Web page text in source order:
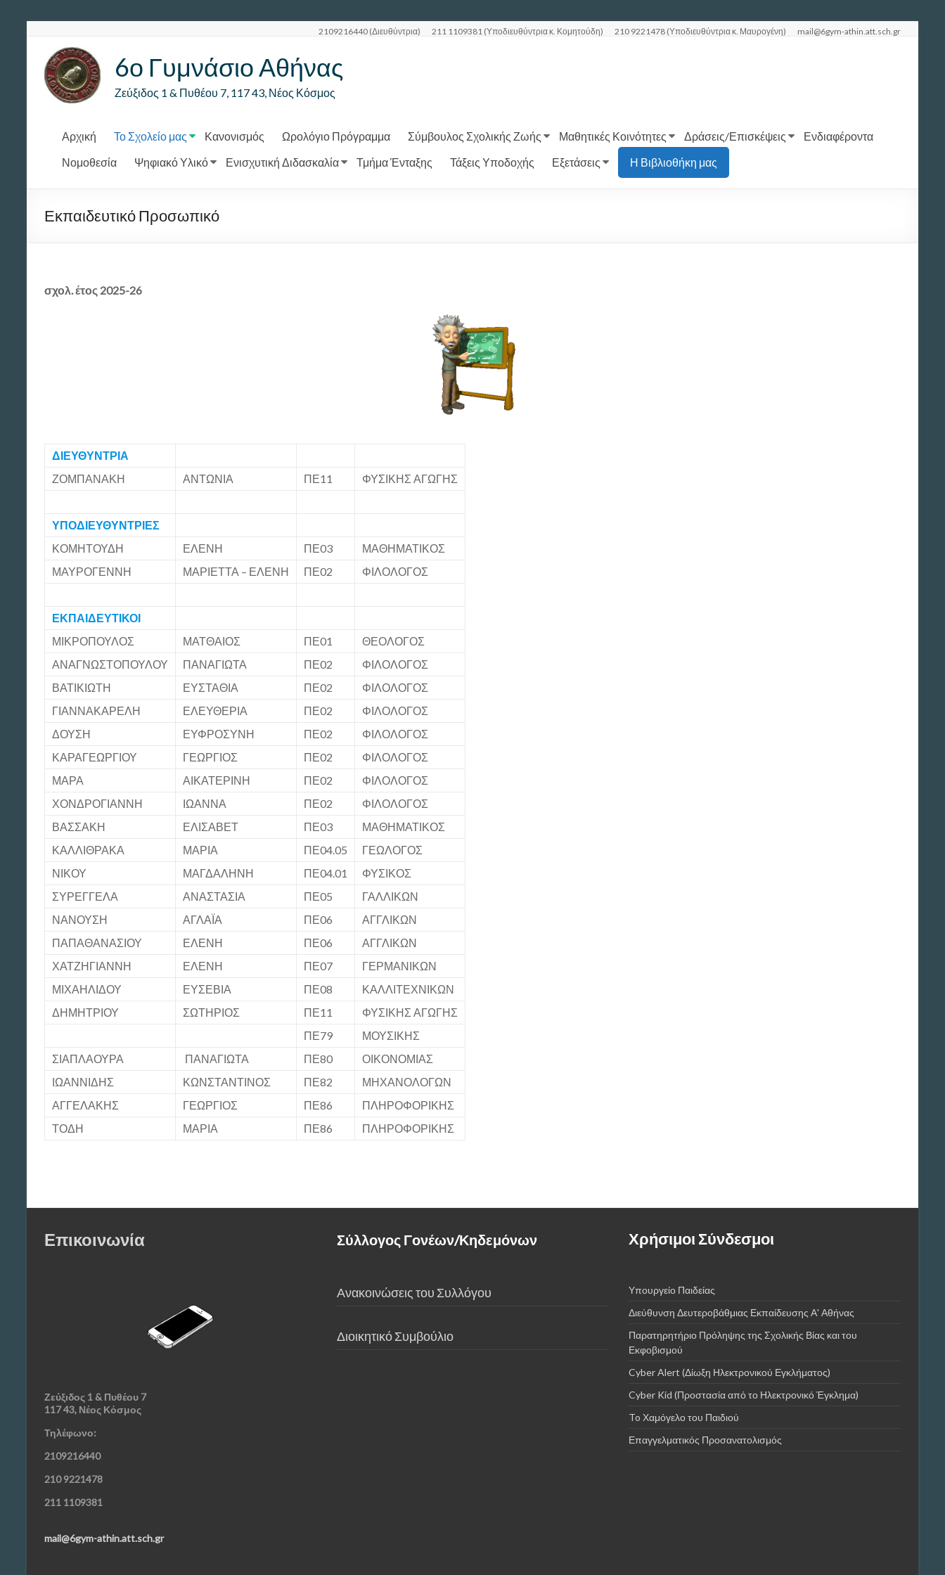
περιεχόμενο
2109216440 (Διευθύντρια) 211 1109381 (Υποδιευθύντρια κ. Κομητούδη) 210 9221478 (Υποδιευθύντρια κ. Μαυρογένη) mail@6gym-athin.att.sch.gr
6ο Γυμνάσιο Αθήνας
Ζεύξιδος 1 & Πυθέου 7, 117 43, Νέος Κόσμος
Αρχική Το Σχολείο μας Κανονισμός Ωρολόγιο Πρόγραμμα Σύμβουλος Σχολικής Ζωής Μαθητικές Κοινότητες Δράσεις/Επισκέψεις
Ενδιαφέροντα
Νομοθεσία
Ψηφιακό Υλικό Ενισχυτική Διδασκαλία Τμήμα Ένταξης Τάξεις Υποδοχής Εξετάσεις Η Βιβλιοθήκη μας
Εκπαιδευτικό Προσωπικό
σχολ. έτος 2025-26
ΔΙΕΥΘΥΝΤΡΙΑ
ΖΟΜΠΑΝΑΚΗ
ΑΝΤΩΝΙΑ ΠΕ11 ΦΥΣΙΚΗΣ ΑΓΩΓΗΣ
ΥΠΟΔΙΕΥΘΥΝΤΡΙΕΣ
ΚΟΜΗΤΟΥΔΗ
ΕΛΕΝΗ ΠΕ03
ΜΑΘΗΜΑΤΙΚΟΣ
ΜΑΥΡΟΓΕΝΝΗ
ΜΑΡΙΕΤΤΑ – ΕΛΕΝΗ ΠΕ02 ΦΙΛΟΛΟΓΟΣ
ΕΚΠΑΙΔΕΥΤΙΚΟΙ
ΜΙΚΡΟΠΟΥΛΟΣ
ΜΑΤΘΑΙΟΣ ΠΕ01
ΘΕΟΛΟΓΟΣ
ΑΝΑΓΝΩΣΤΟΠΟΥΛΟΥ
ΠΑΝΑΓΙΩΤΑ ΠΕ02
ΦΙΛΟΛΟΓΟΣ
ΒΑΤΙΚΙΩΤΗ
ΕΥΣΤΑΘΙΑ ΠΕ02
ΦΙΛΟΛΟΓΟΣ
ΓΙΑΝΝΑΚΑΡΕΛΗ
ΕΛΕΥΘΕΡΙΑ ΠΕ02
ΦΙΛΟΛΟΓΟΣ
ΔΟΥΣΗ
ΕΥΦΡΟΣΥΝΗ ΠΕ02
ΦΙΛΟΛΟΓΟΣ
ΚΑΡΑΓΕΩΡΓΙΟΥ
ΓΕΩΡΓΙΟΣ ΠΕ02
ΦΙΛΟΛΟΓΟΣ
ΜΑΡΑ
ΑΙΚΑΤΕΡΙΝΗ ΠΕ02
ΦΙΛΟΛΟΓΟΣ
ΧΟΝΔΡΟΓΙΑΝΝΗ
ΙΩΑΝΝΑ ΠΕ02
ΦΙΛΟΛΟΓΟΣ
ΒΑΣΣΑΚΗ
ΕΛΙΣΑΒΕΤ ΠΕ03
ΜΑΘΗΜΑΤΙΚΟΣ
ΚΑΛΛΙΘΡΑΚΑ
ΜΑΡΙΑ ΠΕ04.05
ΓΕΩΛΟΓΟΣ
ΝΙΚΟΥ
ΜΑΓΔΑΛΗΝΗ ΠΕ04.01
ΦΥΣΙΚΟΣ
ΣΥΡΕΓΓΕΛΑ
ΑΝΑΣΤΑΣΙΑ ΠΕ05
ΓΑΛΛΙΚΩΝ
ΝΑΝΟΥΣΗ
ΑΓΛΑΪΑ ΠΕ06
ΑΓΓΛΙΚΩΝ
ΠΑΠΑΘΑΝΑΣΙΟΥ
ΕΛΕΝΗ ΠΕ06
ΑΓΓΛΙΚΩΝ
ΧΑΤΖΗΓΙΑΝΝΗ
ΕΛΕΝΗ ΠΕ07
ΓΕΡΜΑΝΙΚΩΝ
ΜΙΧΑΗΛΙΔΟΥ
ΕΥΣΕΒΙΑ ΠΕ08
ΚΑΛΛΙΤΕΧΝΙΚΩΝ
ΔΗΜΗΤΡΙΟΥ
ΣΩΤΗΡΙΟΣ ΠΕ11
ΦΥΣΙΚΗΣ ΑΓΩΓΗΣ
ΠΕ79
ΜΟΥΣΙΚΗΣ
ΣΙΑΠΛΑΟΥΡΑ
ΠΑΝΑΓΙΩΤΑ ΠΕ80
ΟΙΚΟΝΟΜΙΑΣ
ΙΩΑΝΝΙΔΗΣ
ΚΩΝΣΤΑΝΤΙΝΟΣ ΠΕ82
ΜΗΧΑΝΟΛΟΓΩΝ
ΑΓΓΕΛΑΚΗΣ
ΓΕΩΡΓΙΟΣ ΠΕ86
ΠΛΗΡΟΦΟΡΙΚΗΣ
ΤΟΔΗ
ΜΑΡΙΑ ΠΕ86 ΠΛΗΡΟΦΟΡΙΚΗΣ
Επικοινωνία
Ζεύξιδος 1 & Πυθέου 7
117 43, Νέος Κόσμος
Τηλέφωνο:
2109216440
210 9221478
211 1109381
mail@6gym-athin.att.sch.gr
Σύλλογος Γονέων/Κηδεμόνων
Ανακοινώσεις του Συλλόγου
Διοικητικό Συμβούλιο
Χρήσιμοι Σύνδεσμοι
Υπουργείο Παιδείας
Διεύθυνση Δευτεροβάθμιας Εκπαίδευσης Α' Αθήνας
Παρατηρητήριο Πρόληψης της Σχολικής Βίας και του
Εκφοβισμού
Cyber Alert (Δίωξη Ηλεκτρονικού Εγκλήματος)
Cyber Kid (Προστασία από το Ηλεκτρονικό Έγκλημα)
To Χαμόγελο του Παιδιού
Επαγγελματικός Προσανατολισμός